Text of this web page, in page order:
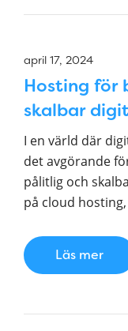
april 17, 2024
Hosting för
skalbar
I en värld där
det avgörande
pålitlig och
på cloud
Läs mer